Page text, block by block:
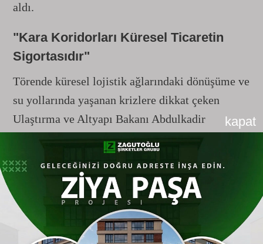
kapat
aldı.
"Kara Koridorları Küresel Ticaretin
Sigortasıdır"
Törende küresel lojistik ağlarındaki dönüşüme ve
su yollarında yaşanan krizlere dikkat çeken
Ulaştırma ve Altyapı Bakanı Abdulkadir
Uraloğlu, kara koridorlarının artık sadece birer
alternatif değil, küresel tedarik zincirlerinin
dayanıklılığı açısından en stratejik unsur haline
geldiğini belirtti. Bakan Uraloğlu, şu ifadeleri
kullandı: